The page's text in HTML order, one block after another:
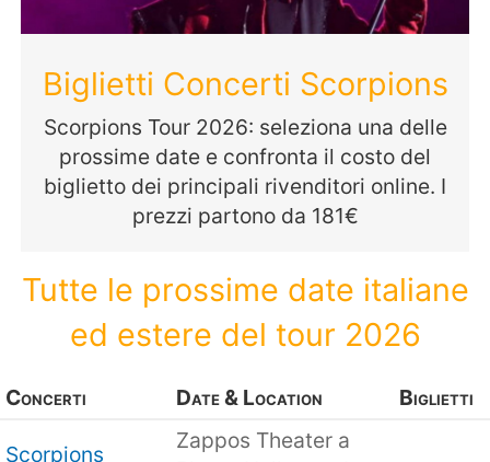
Biglietti Concerti Scorpions
Scorpions Tour 2026: seleziona una delle
prossime date e confronta il costo del
biglietto dei principali rivenditori online. I
prezzi partono da 181€
Tutte le prossime date italiane
ed estere del tour 2026
Concerti Date & Location Biglietti
Scorpions
Zappos Theater a